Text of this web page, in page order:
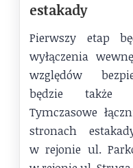
estakady
Pierwszy etap
wyłączenia
względów
będzie także
Tymczasowe
stronach
w rejonie ul.